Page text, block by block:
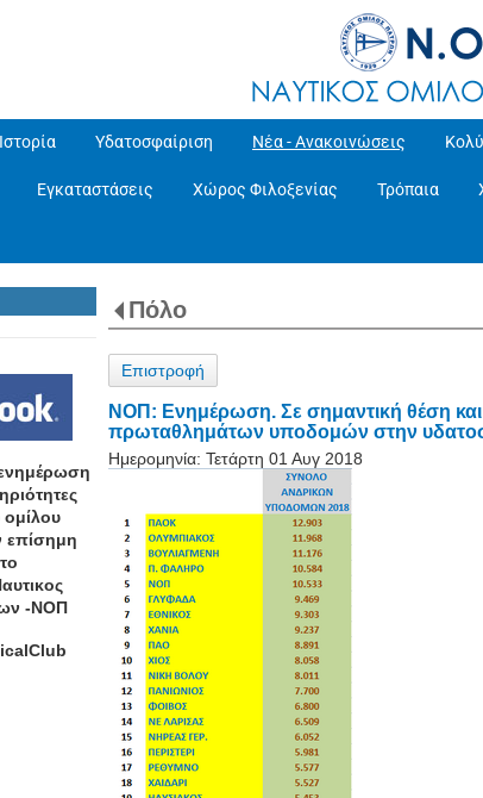
Ιστορία Υδατοσφαίριση Νέα - Ανακοινώσεις
Εγκαταστάσεις Χώρος Φιλοξενίας Τρόπαια
ομίλου
επίσημη
-ΝΟΠ
Πόλο
Επιστροφή
NOΠ: Ενημέρωση. Σε σημαντική θέση
πρωταθλημάτων υποδομών στην
Ημερομηνία: Τετάρτη 01 Αυγ 2018